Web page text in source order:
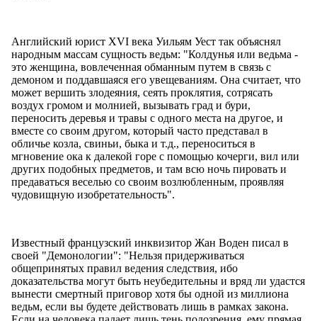
Английский юрист XVI века Уильям Уест так объяснял
народным массам сущность ведьм: "Колдунья или ведьма -
это женщина, вовлеченная обманным путем в связь с
демоном и поддавшаяся его увещеваниям. Она считает, что
может вершить злодеяния, сеять проклятия, сотрясать
воздух громом и молнией, вызывать град и бури,
переносить деревья и травы с одного места на другое, и
вместе со своим другом, который часто представал в
обличье козла, свиньи, быка и т.д., переноситься в
мгновение ока к далекой горе с помощью кочерги, вил или
других подобных предметов, и там всю ночь пировать и
предаваться веселью со своим возлюбленным, проявляя
чудовищную изобретательность".
Известный французский инквизитор Жан Воден писал в
своей "Демонологии": "Нельзя придерживаться
общепринятых правил ведения следствия, ибо
доказательства могут быть неубедительны и вряд ли удастся
вынести смертный приговор хотя бы одной из миллиона
ведьм, если вы будете действовать лишь в рамках закона.